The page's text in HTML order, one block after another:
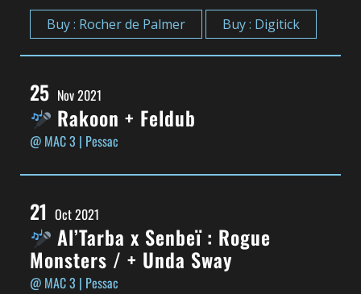
Buy : Rocher de Palmer Buy : Digitick
25 Nov 2021
Rakoon + Feldub
@ MAC 3 | Pessac
21 Oct 2021
Al’Tarba x Senbeï : Rogue
Monsters / + Unda Sway
@ MAC 3 | Pessac